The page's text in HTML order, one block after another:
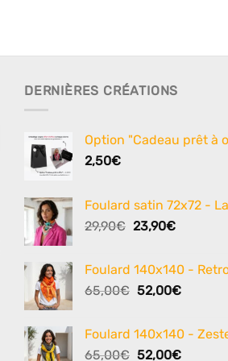
DERNIÈRES CRÉATIONS
Option "Cadeau prêt à
2,50€
Foulard satin 72x72 -
29,90€ Le
était :
29,90€.
23,90€Le
est :
23,90€.
Foulard 140x140 -
65,00€ Le
était :
65,00€.
52,00€Le
est :
52,00€.
Foulard 140x140 -
65,00€ Le
52,00€Le